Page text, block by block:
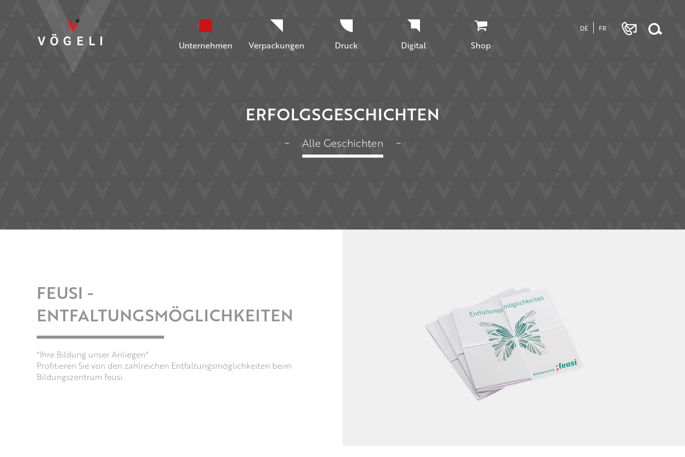
Unternehmen Verpackungen Druck Digital Shop
DE FR
ERFOLGSGESCHICHTEN
~ Alle Geschichten ~
FEUSI -
ENTFALTUNGSMÖGLICHKEITEN
"Ihre Bildung unser Anliegen"
Profitieren Sie von den zahlreichen Entfaltungsmöglichkeiten beim
Bildungszentrum feusi.